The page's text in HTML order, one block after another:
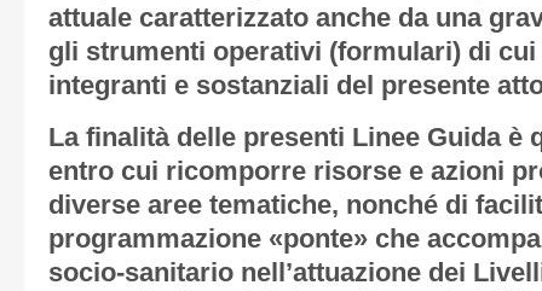
attuale caratterizzato anche da una
gli strumenti operativi (formulari) di
integranti e sostanziali del presente
La finalità delle presenti Linee Guida è
entro cui ricomporre risorse e azioni
diverse aree tematiche, nonché di
programmazione «ponte» che
socio-sanitario nell’attuazione dei